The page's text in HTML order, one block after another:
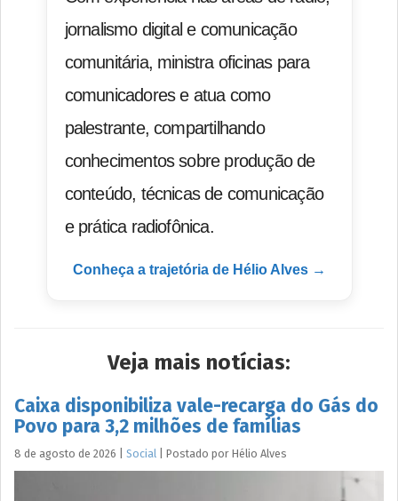
jornalismo digital e comunicação
comunitária, ministra oficinas para
comunicadores e atua como
palestrante, compartilhando
conhecimentos sobre produção de
conteúdo, técnicas de comunicação
e prática radiofônica.
Conheça a trajetória de Hélio Alves →
Veja mais notícias:
Caixa disponibiliza vale-recarga do Gás do
Povo para 3,2 milhões de famílias
8 de agosto de 2026 Social Postado por Hélio Alves